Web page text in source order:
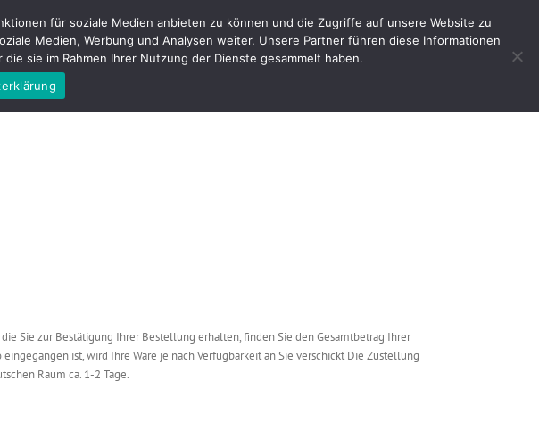
Blog About me Impressum Shop Mein Benutzerkonto
Startseite
Sie zur Bestätigung Ihrer Bestellung erhalten, finden Sie den Gesamtbetrag Ihrer
ist, wird Ihre Ware je nach Verfügbarkeit an Sie verschickt Die Zustellung
Raum ca. 1-2 Tage.
für soziale Medien anbieten zu können und die Zugriffe auf unsere Website zu
Medien, Werbung und Analysen weiter. Unsere Partner führen diese Informationen
sie im Rahmen Ihrer Nutzung der Dienste gesammelt haben.